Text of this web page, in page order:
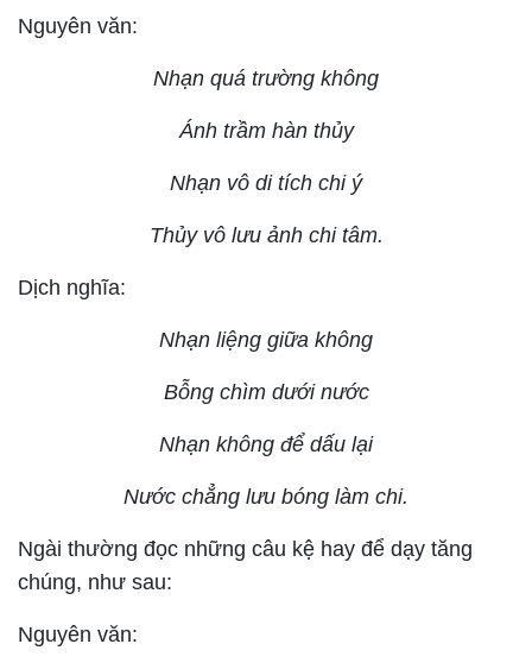
Nguyên văn:
Nhạn quá trường không
Ánh trầm hàn thủy
Nhạn vô di tích chi ý
Thủy vô lưu ảnh chi tâm.
Dịch nghĩa:
Nhạn liệng giữa không
Bỗng chìm dưới nước
Nhạn không để dấu lại
Nước chẳng lưu bóng làm chi.
Ngài thường đọc những câu kệ hay để dạy tăng
chúng, như sau:
Nguyên văn: